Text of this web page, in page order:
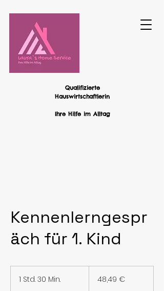
Qualifizierte
Hauswirtschaftlerin
Ihre Hilfe im Alltag
Kennenlerngespr
äch für 1. Kind
1 Std. 30 Min. 48,49 €